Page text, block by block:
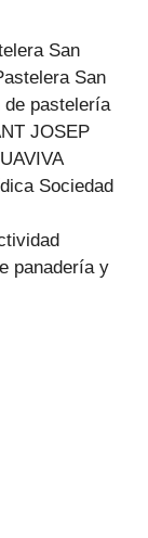
San
San
de pastelería
JOSEP
Sociedad
panadería y